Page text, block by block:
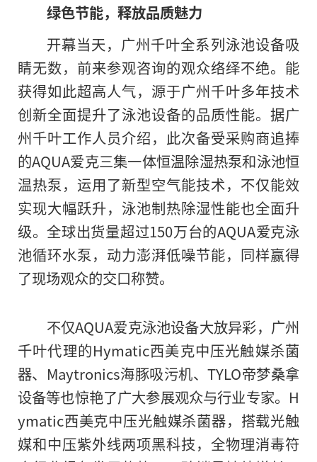
绿色节能，释放品质魅力
开幕当天，广州千叶全系列泳池设备吸
睛无数，前来参观咨询的观众络绎不绝。能
获得如此超高人气，源于广州千叶多年技术
创新全面提升了泳池设备的品质性能。据广
州千叶工作人员介绍，此次备受采购商追捧
的AQUA爱克三集一体恒温除湿热泵和泳池恒
温热泵，运用了新型空气能技术，不仅能效
实现大幅跃升，泳池制热除湿性能也全面升
级。全球出货量超过150万台的AQUA爱克泳
池循环水泵，动力澎湃低噪节能，同样赢得
了现场观众的交口称赞。
不仅AQUA爱克泳池设备大放异彩，广州
千叶代理的Hymatic西美克中压光触媒杀菌
器、Maytronics海豚吸污机、TYLO帝梦桑拿
设备等也惊艳了广大参展观众与行业专家。H
ymatic西美克中压光触媒杀菌器，搭载光触
媒和中压紫外线两项黑科技，全物理消毒符